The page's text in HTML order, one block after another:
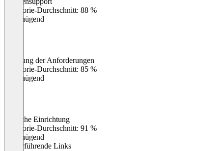
Kategorie-Durchschnitt: 88 %
Ungenügend
Erfüllung der Anforderungen
Kategorie-Durchschnitt: 85 %
Ungenügend
Einfache Einrichtung
Kategorie-Durchschnitt: 91 %
Ungenügend
Weiterführende Links